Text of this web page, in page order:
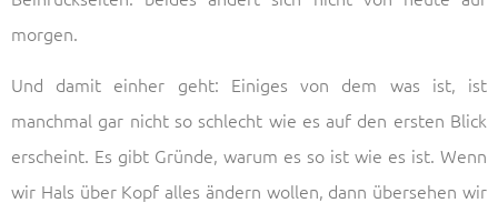
morgen.
Und damit einher geht: Einiges von dem was ist, ist
manchmal gar nicht so schlecht wie es auf den ersten Blick
erscheint. Es gibt Gründe, warum es so ist wie es ist. Wenn
wir Hals über Kopf alles ändern wollen, dann übersehen wir